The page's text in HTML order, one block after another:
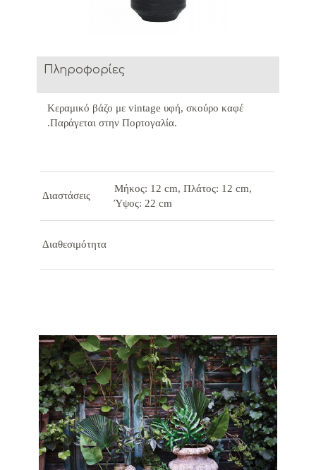
Πληροφορίες
Κεραμικό βάζο με vintage υφή, σκούρο καφέ
.Παράγεται στην Πορτογαλία.
Διαστάσεις
Μήκος: 12 cm, Πλάτος: 12 cm,
Ύψος: 22 cm
Διαθεσιμότητα